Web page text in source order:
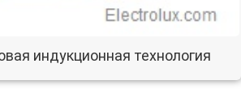
индукционная технология